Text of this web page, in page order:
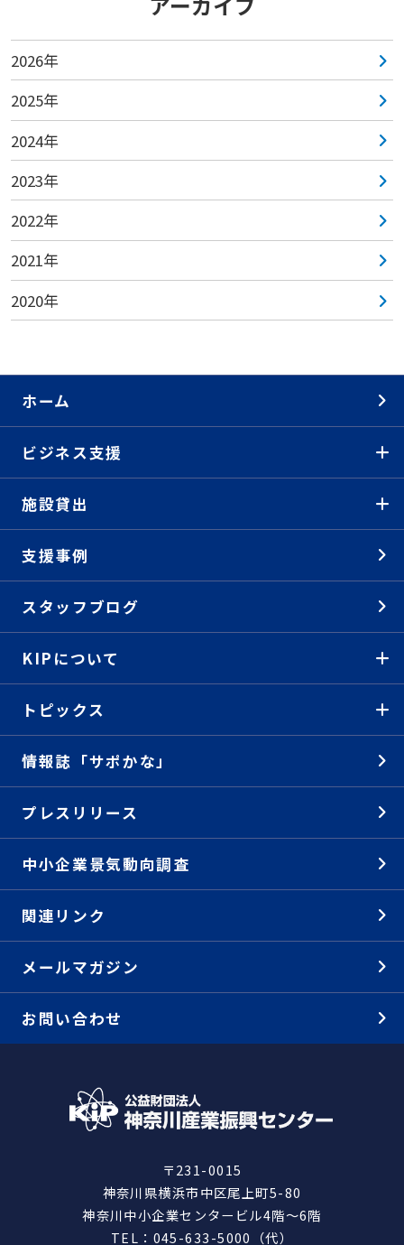
2026年
2025年
2024年
2023年
2022年
2021年
2020年
ホーム
ビジネス支援
施設貸出
支援事例
スタッフブログ
KIPについて
トピックス
情報誌「サポかな」
プレスリリース
中小企業景気動向調査
関連リンク
メールマガジン
お問い合わせ
〒231-0015
神奈川県横浜市中区尾上町5-80
神奈川中小企業センタービル4階～6階
TEL：045-633-5000（代）